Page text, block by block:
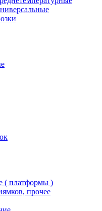
( платформы )
прочее